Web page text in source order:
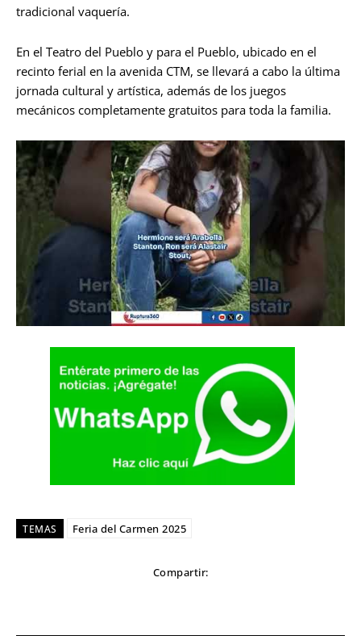
tradicional vaquería.
En el Teatro del Pueblo y para el Pueblo, ubicado en el
recinto ferial en la avenida CTM, se llevará a cabo la última
jornada cultural y artística, además de los juegos
mecánicos completamente gratuitos para toda la familia.
TEMAS Feria del Carmen 2025
Compartir: